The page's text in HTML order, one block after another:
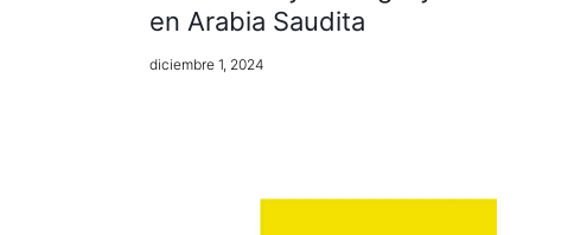
en Arabia Saudita
diciembre 1, 2024